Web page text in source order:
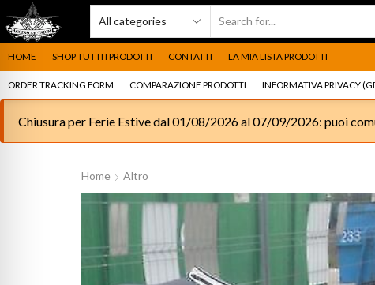
HOME SHOP TUTTI I PRODOTTI CONTATTI LA MIA LISTA PRODOTTI
ORDER TRACKING FORM COMPARAZIONE PRODOTTI INFORMATIVA PRIVACY
Chiusura per Ferie Estive dal 01/08/2026 al 07/09/2026: puoi
Home Altro